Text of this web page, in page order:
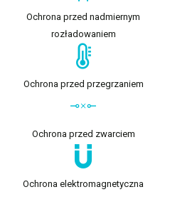
Ochrona przed nadmiernym
rozładowaniem
Ochrona przed przegrzaniem
Ochrona przed zwarciem
Ochrona elektromagnetyczna